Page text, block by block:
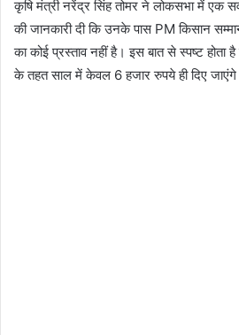
कृषि मंत्री नरेंद्र सिंह तोमर ने लोकसभा में एक
की जानकारी दी कि उनके पास PM किसान
का कोई प्रस्ताव नहीं है। इस बात से स्पष्ट होता
के तहत साल में केवल 6 हजार रुपये ही दिए